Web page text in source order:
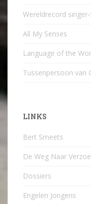
Wereldrecord
All My Senses
Language of the
Tussenpersoon van
LINKS
Bert Smeets
De Weg Naar
Dossiers
Engelen Jongens